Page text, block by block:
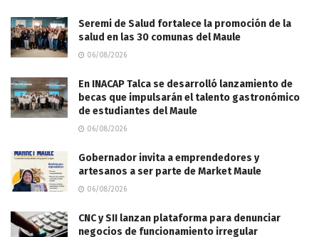
Seremi de Salud fortalece la promoción de la
salud en las 30 comunas del Maule
06/08/2026
En INACAP Talca se desarrolló lanzamiento de
becas que impulsarán el talento gastronómico
de estudiantes del Maule
06/08/2026
Gobernador invita a emprendedores y
artesanos a ser parte de Market Maule
06/08/2026
CNC y SII lanzan plataforma para denunciar
negocios de funcionamiento irregular